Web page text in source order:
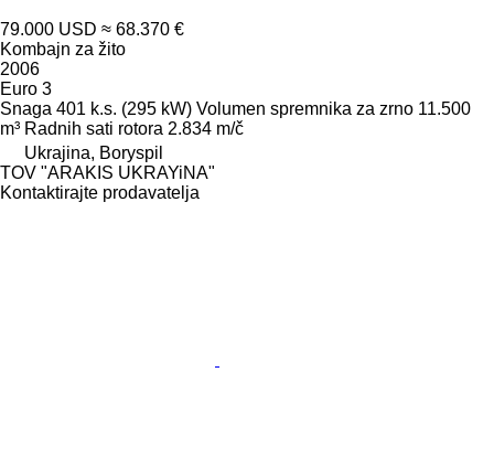
79.000 USD ≈ 68.370 €
Kombajn za žito
2006
Euro 3
Snaga 401 k.s. (295 kW) Volumen spremnika za zrno 11.500
m³ Radnih sati rotora 2.834 m/č
Ukrajina, Boryspil
TOV "ARAKIS UKRAYiNA"
Kontaktirajte prodavatelja